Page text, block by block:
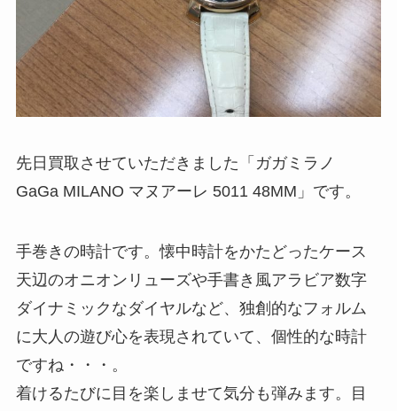
先日買取させていただきました「ガガミラノ
GaGa MILANO マヌアーレ 5011 48MM」です。
手巻きの時計です。懐中時計をかたどったケース
天辺のオニオンリューズや手書き風アラビア数字
ダイナミックなダイヤルなど、独創的なフォルム
に大人の遊び心を表現されていて、個性的な時計
ですね・・・。
着けるたびに目を楽しませて気分も弾みます。目